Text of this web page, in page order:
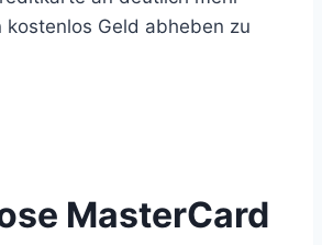
kostenlos Geld abheben zu
MasterCard